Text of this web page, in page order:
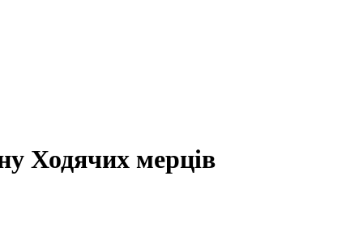
Ходячих мерців